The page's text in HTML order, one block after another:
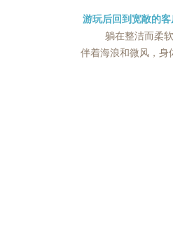
游玩后回到宽敞的
躺在整洁而柔
伴着海浪和微风，身